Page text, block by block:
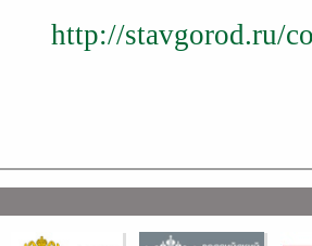
http://stavgorod.ru/